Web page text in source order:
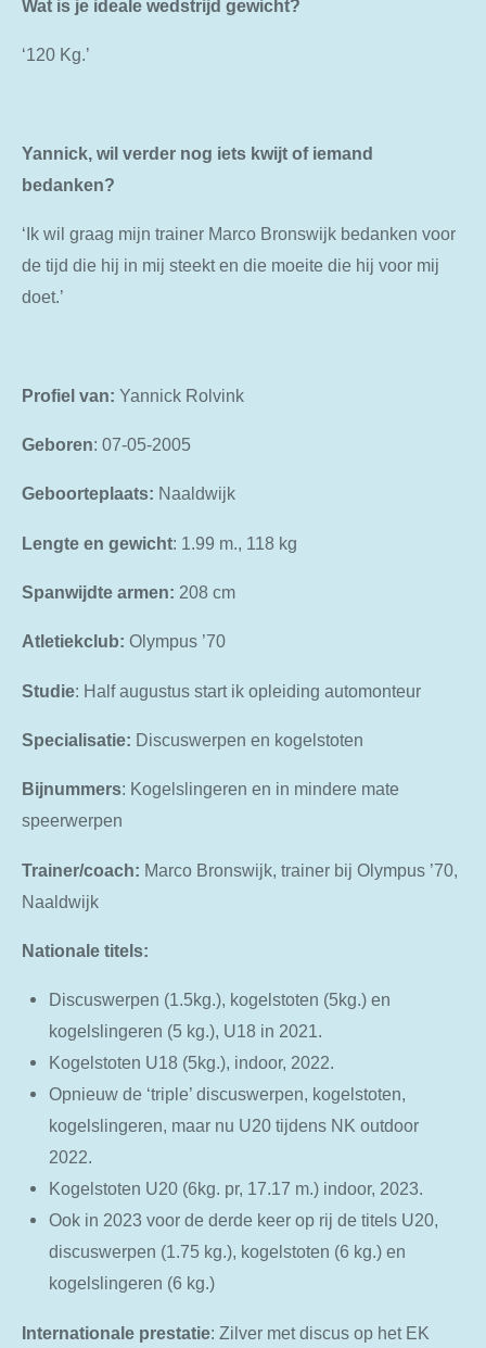
Wat is je ideale wedstrijd gewicht?
‘120 Kg.’
Yannick, wil verder nog iets kwijt of iemand
bedanken?
‘Ik wil graag mijn trainer Marco Bronswijk bedanken voor
de tijd die hij in mij steekt en die moeite die hij voor mij
doet.’
Profiel van: Yannick Rolvink
Geboren: 07-05-2005
Geboorteplaats: Naaldwijk
Lengte en gewicht: 1.99 m., 118 kg
Spanwijdte armen: 208 cm
Atletiekclub: Olympus ’70
Studie: Half augustus start ik opleiding automonteur
Specialisatie: Discuswerpen en kogelstoten
Bijnummers: Kogelslingeren en in mindere mate
speerwerpen
Trainer/coach: Marco Bronswijk, trainer bij Olympus ’70,
Naaldwijk
Nationale titels:
Discuswerpen (1.5kg.), kogelstoten (5kg.) en
kogelslingeren (5 kg.), U18 in 2021.
Kogelstoten U18 (5kg.), indoor, 2022.
Opnieuw de ‘triple’ discuswerpen, kogelstoten,
kogelslingeren, maar nu U20 tijdens NK outdoor
2022.
Kogelstoten U20 (6kg. pr, 17.17 m.) indoor, 2023.
Ook in 2023 voor de derde keer op rij de titels U20,
discuswerpen (1.75 kg.), kogelstoten (6 kg.) en
kogelslingeren (6 kg.)
Internationale prestatie: Zilver met discus op het EK